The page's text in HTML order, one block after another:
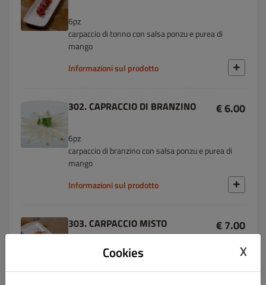
6pz
carpaccio di tonno con salsa ponzu e purea di
mango
Informazioni sul prodotto
302. CAPRACCIO DI BRANZINO € 6.00
6pz
carpaccio di branzino con salsa ponzu e purea di
mango
Informazioni sul prodotto
303. CARPACCIO MISTO € 7.00
Cookies X